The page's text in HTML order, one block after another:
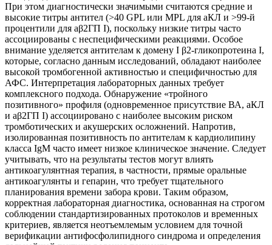
При этом диагностически значимыми считаются средние и
высокие титры антител (>40 GPL или MPL для aКЛ и >99-й
процентили для aβ2ГП I), поскольку низкие титры часто
ассоциированы с неспецифическими реакциями. Особое
внимание уделяется антителам к домену I β2-гликопротеина I,
которые, согласно данным исследований, обладают наиболее
высокой тромбогенной активностью и специфичностью для
АФС. Интерпретация лабораторных данных требует
комплексного подхода. Обнаружение «тройного
позитивного» профиля (одновременное присутствие ВА, aКЛ
и aβ2ГП I) ассоциировано с наиболее высоким риском
тромботических и акушерских осложнений. Напротив,
изолированная позитивность по антителам к кардиолипину
класса IgM часто имеет низкое клиническое значение. Следует
учитывать, что на результаты тестов могут влиять
антикоагулянтная терапия, в частности, прямые оральные
антикоагулянты и гепарин, что требует тщательного
планирования времени забора крови. Таким образом,
корректная лабораторная диагностика, основанная на строгом
соблюдении стандартизированных протоколов и временных
критериев, является неотъемлемым условием для точной
верификации антифосфолипидного синдрома и определения